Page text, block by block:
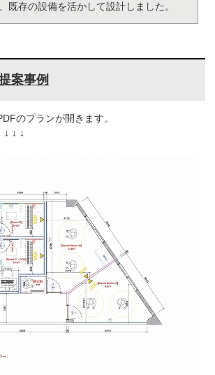
既存の設備を活かして設計しました。
案事例
のプランが開きます。
↓ ↓ ↓